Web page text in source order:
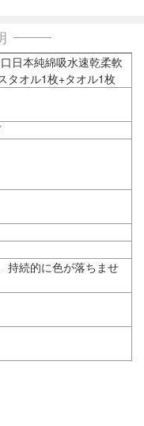
日本純綿吸水速乾柔軟
タオル1枚+タオル1枚
持続的に色が落ちませ